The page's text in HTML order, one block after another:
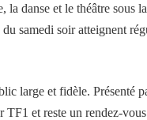
danse et le théâtre sous
samedi soir atteignent
large et fidèle. Présenté
et reste un rendez-